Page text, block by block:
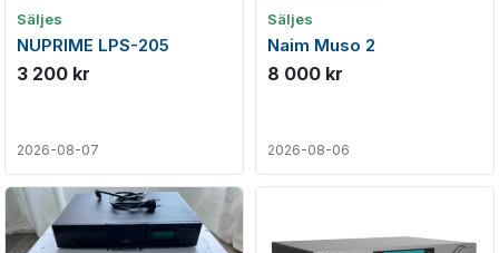
Säljes
NUPRIME LPS-205
3 200 kr
2026-08-07
Säljes
Naim Muso 2
8 000 kr
2026-08-06